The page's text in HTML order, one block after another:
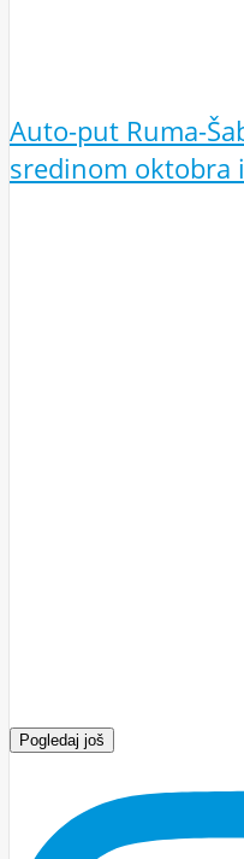
Auto-put Ruma-
sredinom oktobra i
Pogledaj još